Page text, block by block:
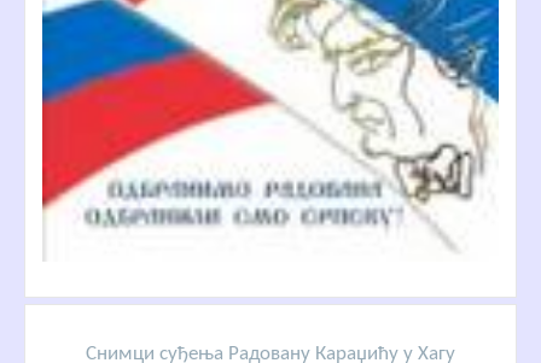
Снимци суђења Радовану Караџићу у Хагу